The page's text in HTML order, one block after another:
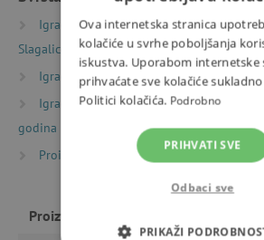
Igračke prema vrsti
Puzzle, mozaici
Slagalice (puzzle)
Dječje slagalice
Igračke prema starosti
Igre i
Igračke prema starosti
Igre i
godina
Proizvođači
Djeco
Proizvođač
Ova internetska stranica
kolačiće u svrhe poboljšanja
iskustva. Uporabom internetske
prihvaćate sve kolačiće
Politici kolačića. Podrobno
PRIHVATI SVE
Odbaci sve
PRIKAŽI